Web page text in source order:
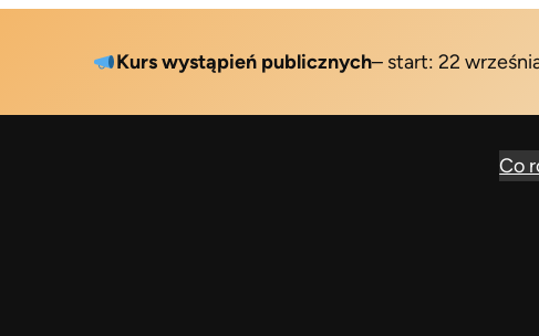
Kurs wystąpień publicznych– start: 22 września
Co